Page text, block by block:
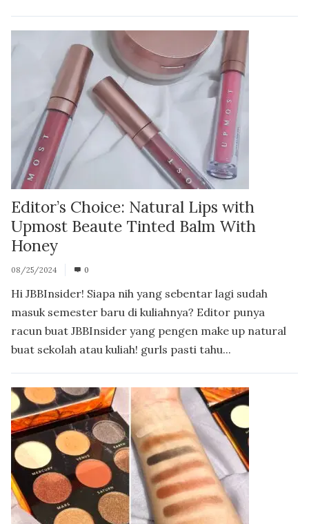
Editor’s Choice: Natural Lips with
Upmost Beaute Tinted Balm With
Honey
08/25/2024 0
Hi JBBInsider! Siapa nih yang sebentar lagi sudah
masuk semester baru di kuliahnya? Editor punya
racun buat JBBInsider yang pengen make up natural
buat sekolah atau kuliah! gurls pasti tahu...